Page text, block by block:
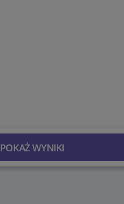
POKAŻ WYNIKI